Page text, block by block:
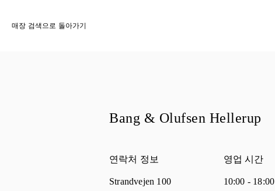
매장 검색으로 돌아가기
Bang & Olufsen Hellerup
연락처 정보
Strandvejen 100
영업 시간
10:00 - 18:00